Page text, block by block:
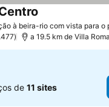
à beira-rio com vista para o
a 19.5 km de Villa
de 11 sites